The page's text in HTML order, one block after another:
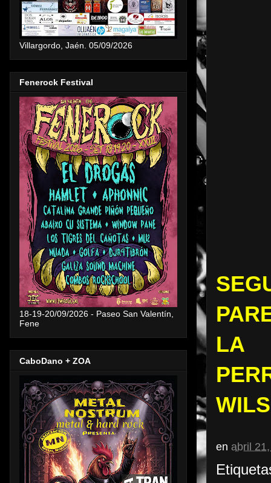
LA
en abril
Villargordo, Jaén. 05/09/2026
Fenerock Festival
18-19-20/09/2026 - Paseo San Valentín,
Fene
CaboDano + ZOA